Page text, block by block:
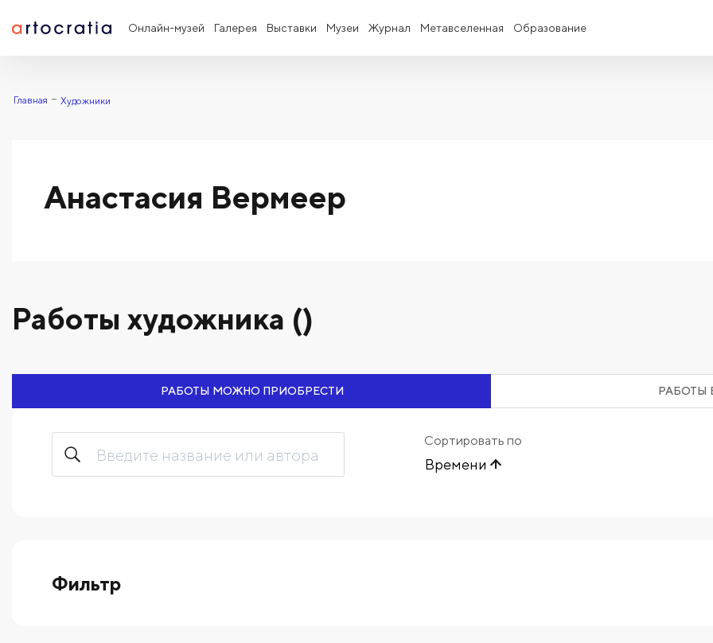
Онлайн-музей Галерея Выставки Музеи Журнал Метавселенная Образование
Главная Художники
Анастасия Вермеер
Работы художника ()
РАБОТЫ МОЖНО ПРИОБРЕСТИ РАБОТЫ
Фильтр
Сортировать по
Времени